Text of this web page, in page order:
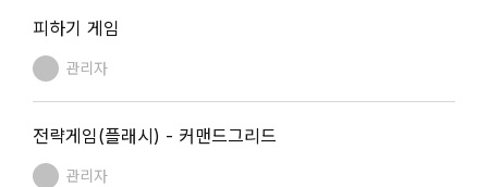
피하기 게임
관리자
전략게임(플래시) - 커맨드그리드
관리자